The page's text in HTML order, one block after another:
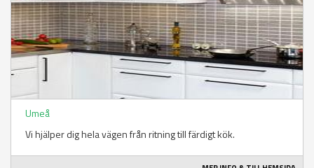
Umeå
Vi hjälper dig hela vägen från ritning till färdigt kök.